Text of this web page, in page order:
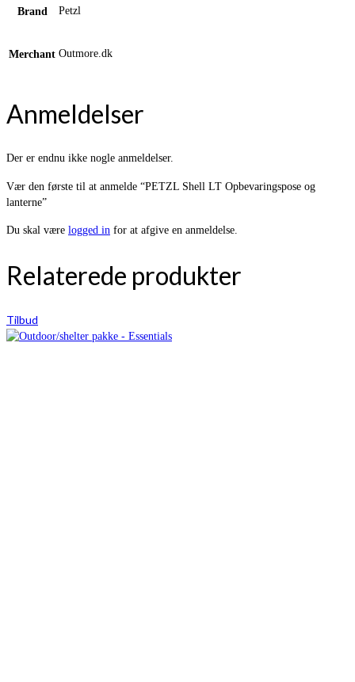
Brand Petzl
Merchant Outmore.dk
Anmeldelser
Der er endnu ikke nogle anmeldelser.
Vær den første til at anmelde “PETZL Shell LT Opbevaringspose og
lanterne”
Du skal være logged in for at afgive en anmeldelse.
Relaterede produkter
Tilbud